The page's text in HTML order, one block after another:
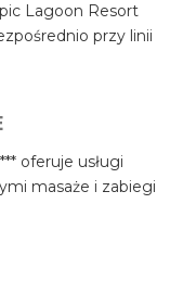
Lagoon Resort
przy linii
oferuje usługi
masaże i zabiegi